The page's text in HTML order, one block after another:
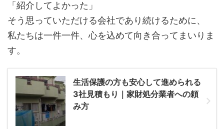
「紹介してよかった」
そう思っていただける会社であり続けるために、
私たちは一件一件、心を込めて向き合ってまいりま
す。
生活保護の方も安心して進められる
3社見積もり｜家財処分業者への頼
み方